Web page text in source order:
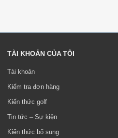
TÀI KHOẢN CỦA TÔI
Tài khoản
Kiểm tra đơn hàng
Kiến thức golf
Tin tức – Sự kiện
Kiến thức bổ sung